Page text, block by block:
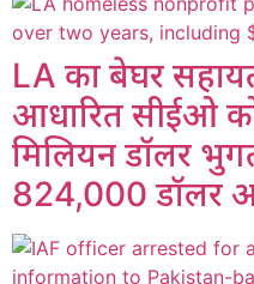
LA का बेघर
आधारित सीईओ को
मिलियन डॉलर
824,000 डॉलर